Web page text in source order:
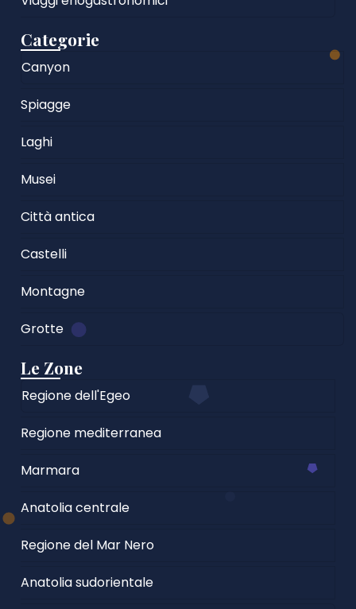
Categorie
Canyon
Spiagge
Laghi
Musei
Città antica
Castelli
Montagne
Grotte
Le Zone
Regione dell'Egeo
Regione mediterranea
Marmara
Anatolia centrale
Regione del Mar Nero
Anatolia sudorientale